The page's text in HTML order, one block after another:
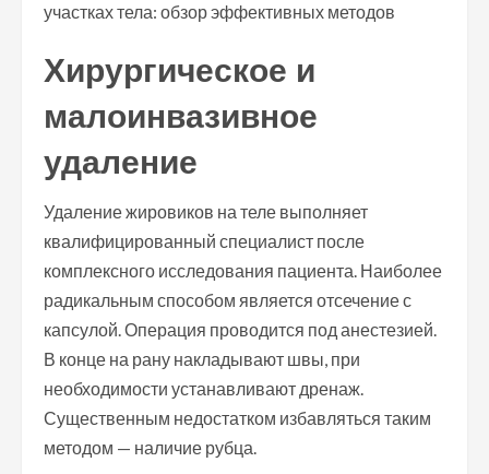
Хирургическое и
малоинвазивное
удаление
Удаление жировиков на теле выполняет
квалифицированный специалист после
комплексного исследования пациента. Наиболее
радикальным способом является отсечение с
капсулой. Операция проводится под анестезией.
В конце на рану накладывают швы, при
необходимости устанавливают дренаж.
Существенным недостатком избавляться таким
методом — наличие рубца.